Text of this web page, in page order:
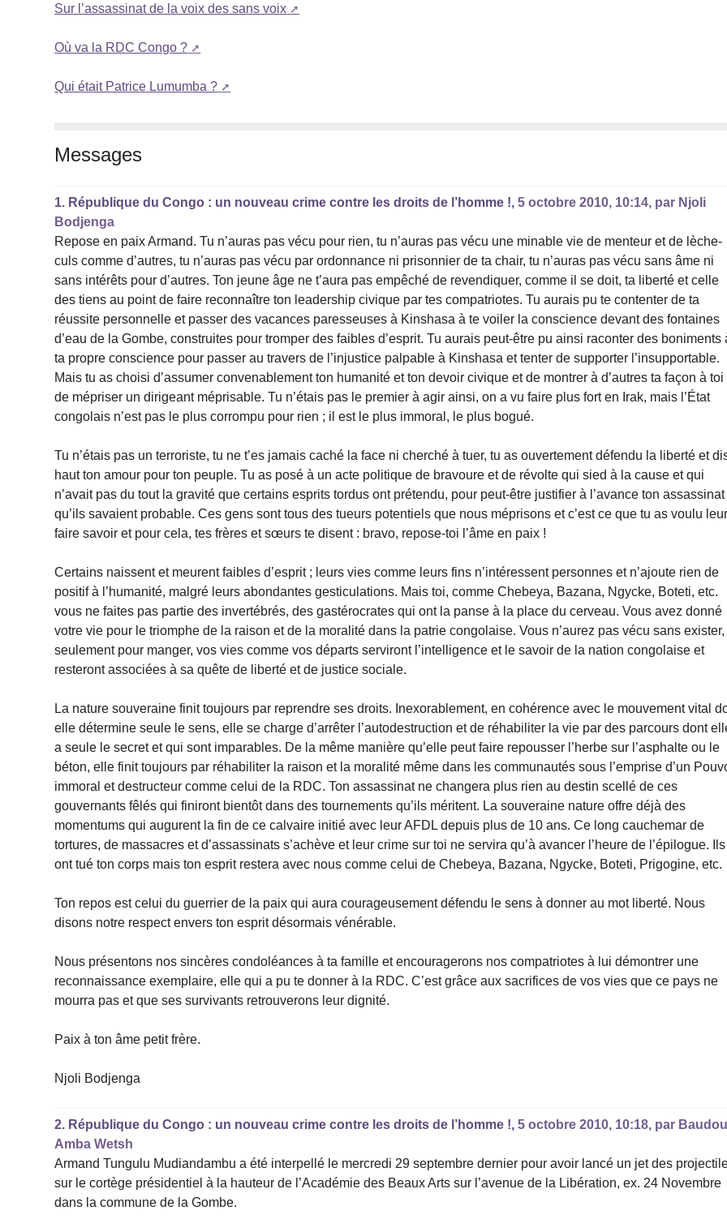
Sur l’assassinat de la voix des sans voix
Où va la RDC Congo ?
Qui était Patrice Lumumba ?
Messages
1. République du Congo : un nouveau crime contre les droits de l’homme !,5 octobre 2010, 10:14, par Njoli
Bodjenga
Repose en paix Armand. Tu n’auras pas vécu pour rien, tu n’auras pas vécu une minable vie de menteur et de lèche-
culs comme d’autres, tu n’auras pas vécu par ordonnance ni prisonnier de ta chair, tu n’auras pas vécu sans âme ni
sans intérêts pour d’autres. Ton jeune âge ne t’aura pas empêché de revendiquer, comme il se doit, ta liberté et celle
des tiens au point de faire reconnaître ton leadership civique par tes compatriotes. Tu aurais pu te contenter de ta
réussite personnelle et passer des vacances paresseuses à Kinshasa à te voiler la conscience devant des fontaines
d’eau de la Gombe, construites pour tromper des faibles d’esprit. Tu aurais peut-être pu ainsi raconter des boniments
ta propre conscience pour passer au travers de l’injustice palpable à Kinshasa et tenter de supporter l’insupportable.
Mais tu as choisi d’assumer convenablement ton humanité et ton devoir civique et de montrer à d’autres ta façon à toi
de mépriser un dirigeant méprisable. Tu n’étais pas le premier à agir ainsi, on a vu faire plus fort en Irak, mais l’État
congolais n’est pas le plus corrompu pour rien ; il est le plus immoral, le plus bogué.
Tu n’étais pas un terroriste, tu ne t’es jamais caché la face ni cherché à tuer, tu as ouvertement défendu la liberté et
haut ton amour pour ton peuple. Tu as posé à un acte politique de bravoure et de révolte qui sied à la cause et qui
n’avait pas du tout la gravité que certains esprits tordus ont prétendu, pour peut-être justifier à l’avance ton assassinat
qu’ils savaient probable. Ces gens sont tous des tueurs potentiels que nous méprisons et c’est ce que tu as voulu
faire savoir et pour cela, tes frères et sœurs te disent : bravo, repose-toi l’âme en paix !
Certains naissent et meurent faibles d’esprit ; leurs vies comme leurs fins n’intéressent personnes et n’ajoute rien de
positif à l’humanité, malgré leurs abondantes gesticulations. Mais toi, comme Chebeya, Bazana, Ngycke, Boteti, etc.
vous ne faites pas partie des invertébrés, des gastérocrates qui ont la panse à la place du cerveau. Vous avez donné
votre vie pour le triomphe de la raison et de la moralité dans la patrie congolaise. Vous n’aurez pas vécu sans
seulement pour manger, vos vies comme vos départs serviront l’intelligence et le savoir de la nation congolaise et
resteront associées à sa quête de liberté et de justice sociale.
La nature souveraine finit toujours par reprendre ses droits. Inexorablement, en cohérence avec le mouvement vital
elle détermine seule le sens, elle se charge d’arrêter l’autodestruction et de réhabiliter la vie par des parcours dont
a seule le secret et qui sont imparables. De la même manière qu’elle peut faire repousser l’herbe sur l’asphalte ou le
béton, elle finit toujours par réhabiliter la raison et la moralité même dans les communautés sous l’emprise d’un
immoral et destructeur comme celui de la RDC. Ton assassinat ne changera plus rien au destin scellé de ces
gouvernants fêlés qui finiront bientôt dans des tournements qu’ils méritent. La souveraine nature offre déjà des
momentums qui augurent la fin de ce calvaire initié avec leur AFDL depuis plus de 10 ans. Ce long cauchemar de
tortures, de massacres et d’assassinats s’achève et leur crime sur toi ne servira qu’à avancer l’heure de l’épilogue. Ils
ont tué ton corps mais ton esprit restera avec nous comme celui de Chebeya, Bazana, Ngycke, Boteti, Prigogine, etc.
Ton repos est celui du guerrier de la paix qui aura courageusement défendu le sens à donner au mot liberté. Nous
disons notre respect envers ton esprit désormais vénérable.
Nous présentons nos sincères condoléances à ta famille et encouragerons nos compatriotes à lui démontrer une
reconnaissance exemplaire, elle qui a pu te donner à la RDC. C’est grâce aux sacrifices de vos vies que ce pays ne
mourra pas et que ses survivants retrouverons leur dignité.
Paix à ton âme petit frère.
Njoli Bodjenga
2. République du Congo : un nouveau crime contre les droits de l’homme !,5 octobre 2010, 10:18, par
Amba Wetsh
Armand Tungulu Mudiandambu a été interpellé le mercredi 29 septembre dernier pour avoir lancé un jet des
sur le cortège présidentiel à la hauteur de l’Académie des Beaux Arts sur l’avenue de la Libération, ex. 24 Novembre
dans la commune de la Gombe.